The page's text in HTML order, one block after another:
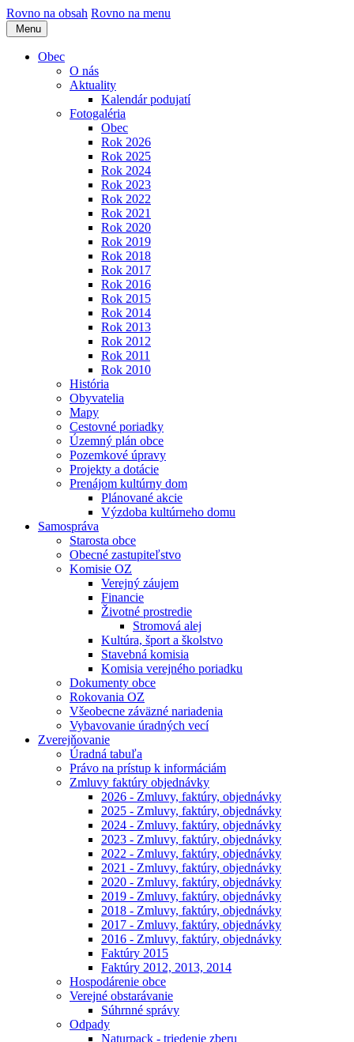
Rovno na obsah Rovno na menu
Menu
Obec
O nás
Aktuality
Kalendár podujatí
Fotogaléria
Obec
Rok 2026
Rok 2025
Rok 2024
Rok 2023
Rok 2022
Rok 2021
Rok 2020
Rok 2019
Rok 2018
Rok 2017
Rok 2016
Rok 2015
Rok 2014
Rok 2013
Rok 2012
Rok 2011
Rok 2010
História
Obyvatelia
Mapy
Cestovné poriadky
Územný plán obce
Pozemkové úpravy
Projekty a dotácie
Prenájom kultúrny dom
Plánované akcie
Výzdoba kultúrneho domu
Samospráva
Starosta obce
Obecné zastupiteľstvo
Komisie OZ
Verejný záujem
Financie
Životné prostredie
Stromová alej
Kultúra, šport a školstvo
Stavebná komisia
Komisia verejného poriadku
Dokumenty obce
Rokovania OZ
Všeobecne záväzné nariadenia
Vybavovanie úradných vecí
Zverejňovanie
Úradná tabuľa
Právo na prístup k informáciám
Zmluvy faktúry objednávky
2026 - Zmluvy, faktúry, objednávky
2025 - Zmluvy, faktúry, objednávky
2024 - Zmluvy, faktúry, objednávky
2023 - Zmluvy, faktúry, objednávky
2022 - Zmluvy, faktúry, objednávky
2021 - Zmluvy, faktúry, objednávky
2020 - Zmluvy, faktúry, objednávky
2019 - Zmluvy, faktúry, objednávky
2018 - Zmluvy, faktúry, objednávky
2017 - Zmluvy, faktúry, objednávky
2016 - Zmluvy, faktúry, objednávky
Faktúry 2015
Faktúry 2012, 2013, 2014
Hospodárenie obce
Verejné obstarávanie
Súhrnné správy
Odpady
Naturpack - triedenie zberu